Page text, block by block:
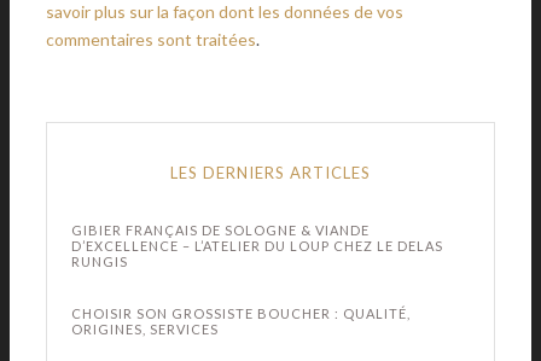
savoir plus sur la façon dont les données de vos
commentaires sont traitées.
LES DERNIERS ARTICLES
GIBIER FRANÇAIS DE SOLOGNE & VIANDE
D’EXCELLENCE – L’ATELIER DU LOUP CHEZ LE DELAS
RUNGIS
CHOISIR SON GROSSISTE BOUCHER : QUALITÉ,
ORIGINES, SERVICES